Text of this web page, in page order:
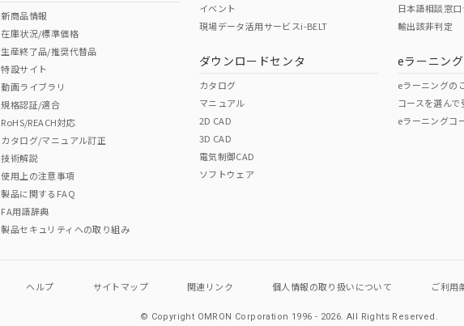
新商品情報
在庫状況/標準価格
生産終了品/推奨代替品
特設サイト
動画ライブラリ
規格認証/適合
RoHS/REACH対応
カタログ/マニュアル訂正
技術解説
使用上の注意事項
製品に関するFAQ
FA用語辞典
製品セキュリティへの取り組み
イベント
現場データ活用サービスi-BELT
ダウンロードセンタ
カタログ
マニュアル
2D CAD
3D CAD
電気制御CAD
ソフトウェア
日本語相談窓
輸出該非判定
eラーニン
eラーニングの
コースを選んで
eラーニングコ
ヘルプ サイトマップ 関連リンク 個人情報の取り扱いについて ご利用
© Copyright OMRON Corporation 1996 - 2026.All Rights Reserved.